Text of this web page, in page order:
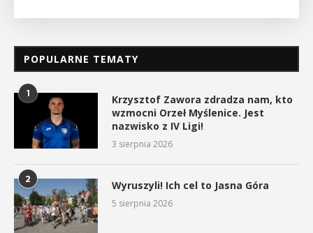
POPULARNE TEMATY
1
Krzysztof Zawora zdradza nam, kto
wzmocni Orzeł Myślenice. Jest
nazwisko z IV Ligi!
3 sierpnia 2026
2 Wyruszyli! Ich cel to Jasna Góra
5 sierpnia 2026